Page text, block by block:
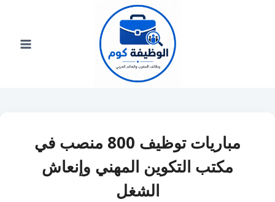
مباريات توظيف 800 منصب في
مكتب التكوين المهني وإنعاش
الشغل